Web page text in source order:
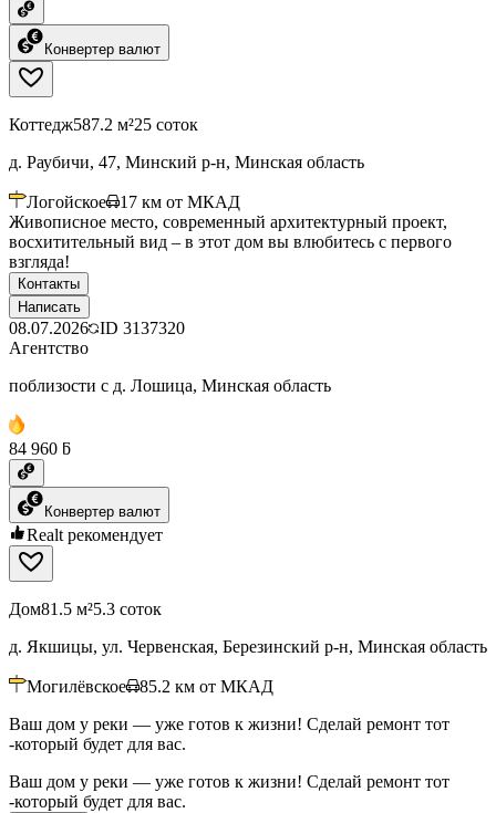
Конвертер валют
Коттедж587.2 м²25 соток
д. Раубичи, 47, Минский р-н, Минская область
Логойское 17 км от МКАД
Живописное место, современный архитектурный проект,
восхитительный вид – в этот дом вы влюбитесь с первого
взгляда!
Контакты
Написать
08.07.2026 ID 3137320
Агентство
поблизости с д. Лошица, Минская область
84 960 ƃ
Конвертер валют
Realt рекомендует
Дом81.5 м²5.3 соток
д. Якшицы, ул. Червенская, Березинский р-н, Минская область
Могилёвское 85.2 км от МКАД
Ваш дом у реки — уже готов к жизни! Сделай ремонт тот
-который будет для вас.
Ваш дом у реки — уже готов к жизни! Сделай ремонт тот
-который будет для вас.